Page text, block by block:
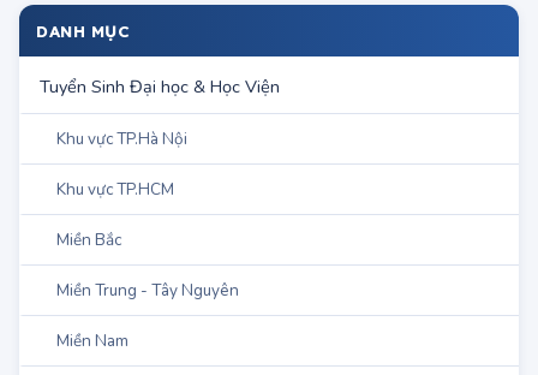
DANH MỤC
Tuyển Sinh Đại học & Học Viện
Khu vực TP.Hà Nội
Khu vực TP.HCM
Miền Bắc
Miền Trung - Tây Nguyên
Miền Nam